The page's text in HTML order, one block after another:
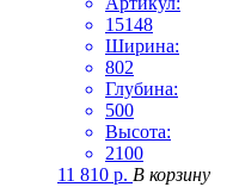
15148
Ширина:
802
Глубина:
500
Высота:
2100
11 810 р. В корзину